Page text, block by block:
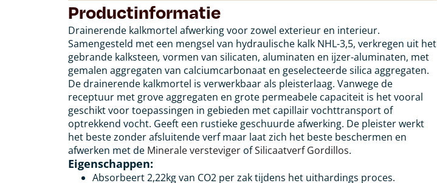
Productinformatie
Drainerende kalkmortel afwerking voor zowel exterieur en interieur.
Samengesteld met een mengsel van hydraulische kalk NHL-3,5, verkregen uit het
gebrande kalksteen, vormen van silicaten, aluminaten en ijzer-aluminaten, met
gemalen aggregaten van calciumcarbonaat en geselecteerde silica aggregaten.
De drainerende kalkmortel is verwerkbaar als pleisterlaag. Vanwege de
receptuur met grove aggregaten en grote permeabele capaciteit is het vooral
geschikt voor toepassingen in gebieden met capillair vochttransport of
optrekkend vocht. Geeft een rustieke geschuurde afwerking. De pleister werkt
het beste zonder afsluitende verf maar laat zich het beste beschermen en
afwerken met de Minerale versteviger ofSilicaatverf Gordillos.
Eigenschappen:
Absorbeert 2,22kg van CO2 per zak tijdens het uithardings proces.